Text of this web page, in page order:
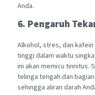
Anda.
6. Pengaruh
Alkohol, stres, dan
tinggi dalam waktu
ini akan memicu tinnitus.
telinga tengah dan
sehingga aliran darah